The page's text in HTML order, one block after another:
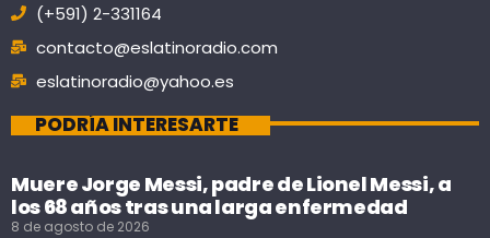
(+591) 2-331164
contacto@eslatinoradio.com
eslatinoradio@yahoo.es
PODRÍA INTERESARTE
Muere Jorge Messi, padre de Lionel Messi, a
los 68 años tras una larga enfermedad
8 de agosto de 2026